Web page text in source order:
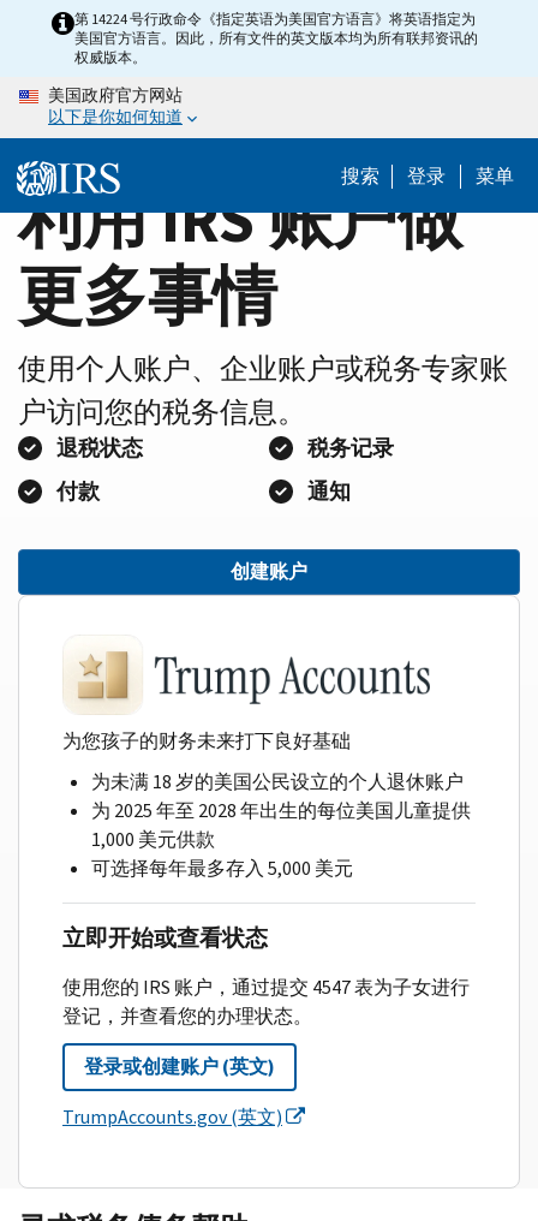
content
Home第 14224 号行政命令《指定英语为美国官方语言》将英语指定为
美国官方语言。因此，所有文件的英文版本均为所有联邦资讯的
权威版本。
美国政府官方网站
以下是你如何知道
搜索 登录 菜单
利用 IRS 账户做
更多事情
使用个人账户、企业账户或税务专家账
户访问您的税务信息。
退税状态
税务记录
付款
通知
创建账户
为您孩子的财务未来打下良好基础
为未满 18 岁的美国公民设立的个人退休账户
为 2025 年至 2028 年出生的每位美国儿童提供
1,000 美元供款
可选择每年最多存入 5,000 美元
立即开始或查看状态
使用您的 IRS 账户，通过提交 4547 表为子女进行
登记，并查看您的办理状态。
登录或创建账户 (英文)
TrumpAccounts.gov (英文)